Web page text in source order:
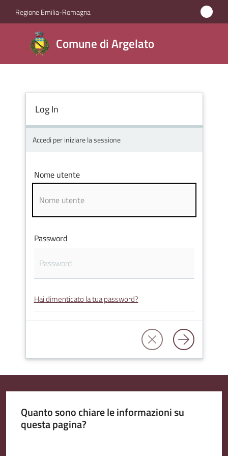
Vai al contenuto
Vai alla navigazione
Vai al footer
Regione Emilia-Romagna
Comune di Argelato
Comune
di
Argelato
Amministrazione
Novità
Servizi
Amministrazione
Seguici
Log In
Accedi per iniziare la sessione
Nome utente
Password
Hai dimenticato la tua password?
Quanto sono chiare le informazioni su
questa pagina?